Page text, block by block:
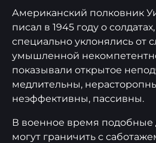
Американский полковник
писал в 1945 году о
специально уклонялись от
умышленной
показывали открытое
медлительны,
неэффективны, пассивны.
В военное время подобные
могут граничить с